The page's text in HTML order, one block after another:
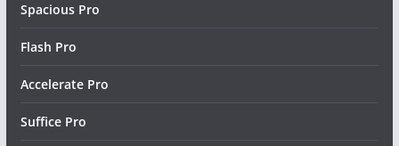
Spacious Pro
Flash Pro
Accelerate Pro
Suffice Pro